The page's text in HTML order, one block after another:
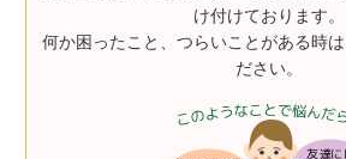
け付けております。
何か困ったこと、つらいことがある時
ださい。